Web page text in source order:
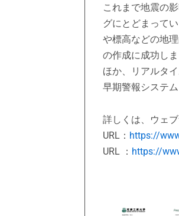
これまで地震の
グにとどまって
や標高などの地
の作成に成功し
ほか、リアルタ
早期警報システ
詳しくは、ウェ
URL： https://
URL ： https://